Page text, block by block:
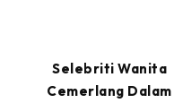
Selebriti Wanita
Cemerlang Dalam